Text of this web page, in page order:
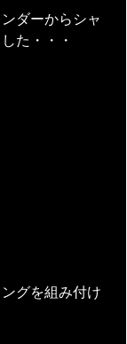
ダーからシャ
た・・・
グを組み付け